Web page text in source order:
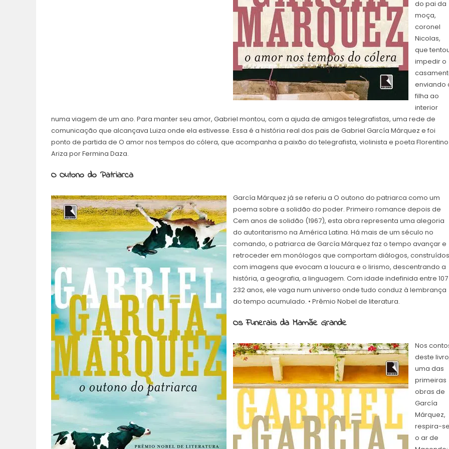
do pai da
moça,
coronel
Nicolas,
que
impedir o
enviando
filha ao
interior
numa viagem de um ano. Para manter seu amor, Gabriel montou, com a ajuda de amigos telegrafistas, uma rede de
comunicação que alcançava Luiza onde ela estivesse. Essa é a história real dos pais de Gabriel García Márquez e foi
ponto de partida de O amor nos tempos do cólera, que acompanha a paixão do telegrafista, violinista e poeta Florentino
Ariza por Fermina Daza.
O Outono do Patriarca
García Márquez já se referiu a O outono do patriarca como um
poema sobre a solidão do poder. Primeiro romance depois de
Cem anos de solidão (1967), esta obra representa uma alegoria
do autoritarismo na América Latina. Há mais de um século no
comando, o patriarca de García Márquez faz o tempo avançar e
retroceder em monólogos que comportam diálogos, construídos
com imagens que evocam a loucura e o lirismo, descentrando a
história, a geografia, a linguagem. Com idade indefinida entre 107
232 anos, ele vaga num universo onde tudo conduz à lembrança
do tempo acumulado. • Prêmio Nobel de literatura.
Os Funerais da Mamãe Grande
Nos
deste
uma das
primeiras
obras de
García
Márquez,
respira-se
o ar de